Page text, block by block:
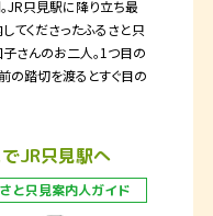
JR只見駅に降り立ち最
てくださったふるさと只
さんのお二人。1つ目の
の踏切を渡るとすぐ目の
JR只見駅へ
と只見案内人ガイド